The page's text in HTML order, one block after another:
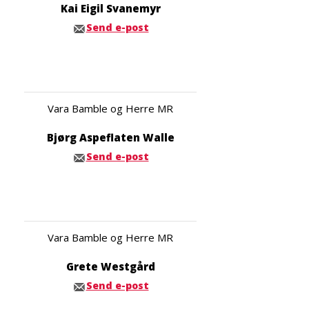
Kai Eigil Svanemyr
Send e-post
Vara Bamble og Herre MR
Bjørg Aspeflaten Walle
Send e-post
Vara Bamble og Herre MR
Grete Westgård
Send e-post